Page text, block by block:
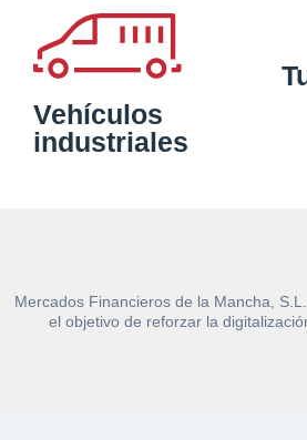
Vehículos
industriales
Mercados Financieros de la Mancha,
el objetivo de reforzar la